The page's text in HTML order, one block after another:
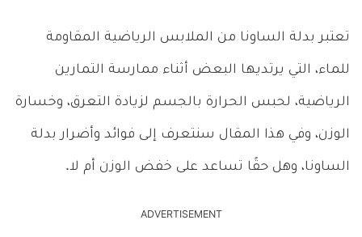
تعتبر بدلة الساونا من الملابس الرياضية المقاومة
للماء، التي يرتديها البعض أثناء ممارسة التمارين
الرياضية، لحبس الحرارة بالجسم لزيادة التعرق، وخسارة
الوزن، وفي هذا المقال سنتعرف إلى فوائد وأضرار بدلة
الساونا، وهل حقًا تساعد على خفض الوزن أم لا.
ADVERTISEMENT